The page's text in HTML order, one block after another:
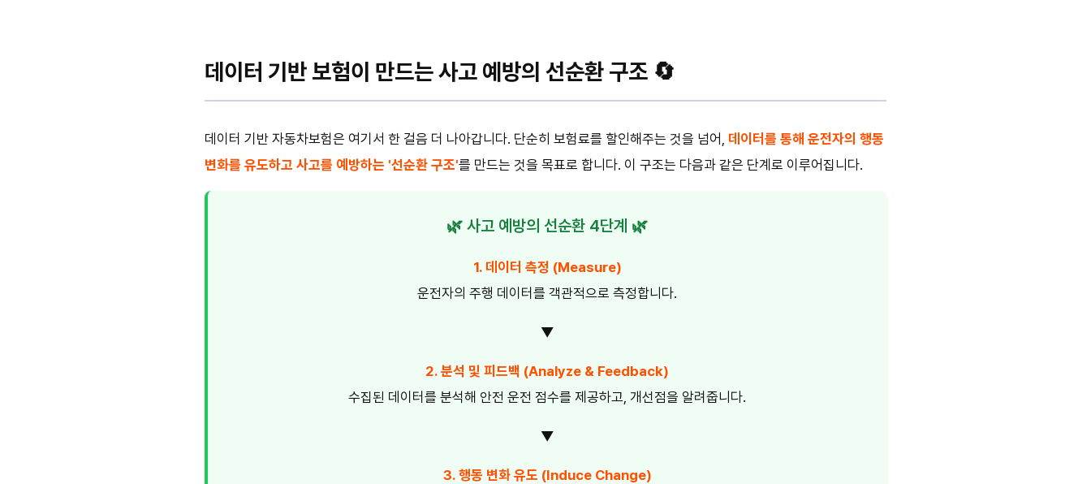
데이터 기반 보험이 만드는 사고 예방의 선순환 구조 🔄
데이터 기반 자동차보험은 여기서 한 걸음 더 나아갑니다. 단순히 보험료를 할인해주는 것을 넘어, 데이터를 통해 운전자의 행동
변화를 유도하고 사고를 예방하는 '선순환 구조'를 만드는 것을 목표로 합니다. 이 구조는 다음과 같은 단계로 이루어집니다.
🌿 사고 예방의 선순환 4단계 🌿
1. 데이터 측정 (Measure)
운전자의 주행 데이터를 객관적으로 측정합니다.
▼
2. 분석 및 피드백 (Analyze & Feedback)
수집된 데이터를 분석해 안전 운전 점수를 제공하고, 개선점을 알려줍니다.
▼
3. 행동 변화 유도 (Induce Change)